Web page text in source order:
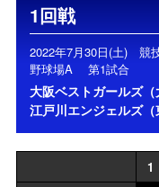
1回戦
2022年7月30日(土) 競
野球場A 第1試合
大阪ベストガールズ
江戸川エンジェルズ
1